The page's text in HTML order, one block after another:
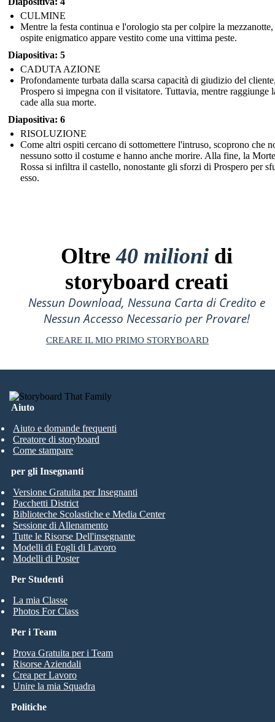
CULMINE
Mentre la festa continua e l'orologio sta per colpire la
ospite enigmatico appare vestito come una vittima peste.
Diapositiva: 5
CADUTA AZIONE
Profondamente turbata dalla scarsa capacità di giudizio del
Prospero si impegna con il visitatore. Tuttavia, mentre raggiunge
cade alla sua morte.
Diapositiva: 6
RISOLUZIONE
Come altri ospiti cercano di sottomettere l'intruso, scoprono che
nessuno sotto il costume e hanno anche morire. Alla fine, la Morte
Rossa si infiltra il castello, nonostante gli sforzi di Prospero per
esso.
Oltre40 milioni di
storyboard creati
Nessun Download, Nessuna Carta di Credito e
Nessun Accesso Necessario per Provare!
CREARE IL MIO PRIMO STORYBOARD
Aiuto
Aiuto e domande frequenti
Creatore di storyboard
Come stampare
Per Studenti
La mia Classe
Photos For Class
per gli Insegnanti
Versione Gratuita per Insegnanti
Pacchetti District
Biblioteche Scolastiche e Media Center
Sessione di Allenamento
Tutte le Risorse Dell'insegnante
Modelli di Fogli di Lavoro
Modelli di Poster
Per i Team
Prova Gratuita per i Team
Risorse Aziendali
Crea per Lavoro
Unire la mia Squadra
Politiche